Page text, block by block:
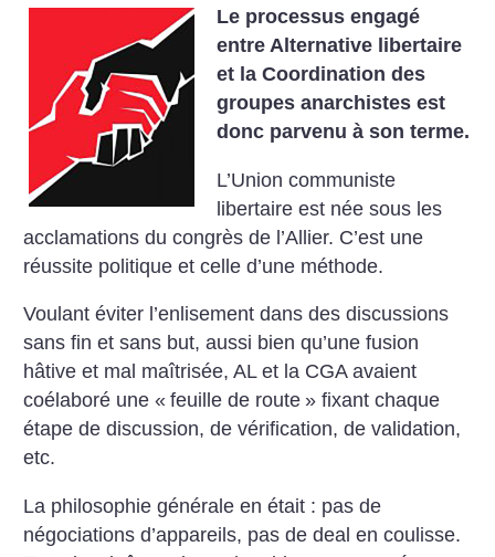
Le processus engagé
entre Alternative libertaire
et la Coordination des
groupes anarchistes est
donc parvenu à son terme.
L’Union communiste
libertaire est née sous les
acclamations du congrès de l’Allier. C’est une
réussite politique et celle d’une méthode.
Voulant éviter l’enlisement dans des discussions
sans fin et sans but, aussi bien qu’une fusion
hâtive et mal maîtrisée, AL et la CGA avaient
coélaboré une « feuille de route » fixant chaque
étape de discussion, de vérification, de validation,
etc.
La philosophie générale en était : pas de
négociations d’appareils, pas de dealen coulisse.